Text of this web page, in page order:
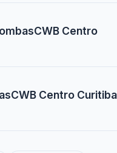
Centro
Centro Curitiba